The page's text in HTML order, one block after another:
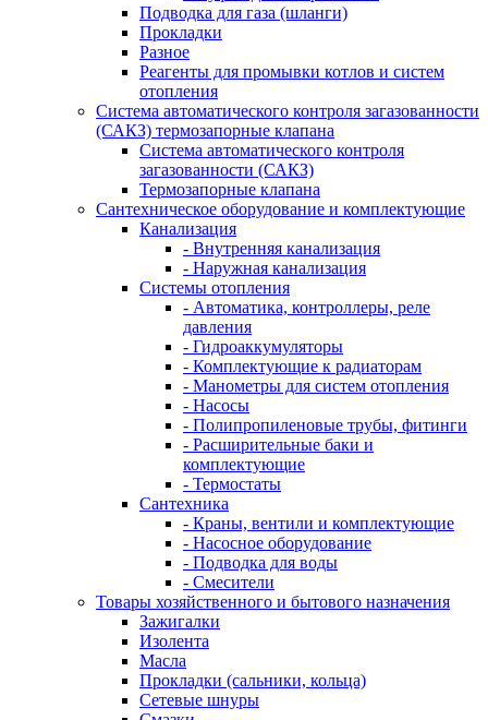
Подводка для газа (шланги)
Прокладки
Разное
Реагенты для промывки котлов и систем
отопления
Система автоматического контроля загазованности
(САКЗ) термозапорные клапана
Система автоматического контроля
загазованности (САКЗ)
Термозапорные клапана
Сантехническое оборудование и комплектующие
Канализация
- Внутренняя канализация
- Наружная канализация
Системы отопления
- Автоматика, контроллеры, реле
давления
- Гидроаккумуляторы
- Комплектующие к радиаторам
- Манометры для систем отопления
- Насосы
- Полипропиленовые трубы, фитинги
- Расширительные баки и
комплектующие
- Термостаты
Сантехника
- Краны, вентили и комплектующие
- Насосное оборудование
- Подводка для воды
- Смесители
Товары хозяйственного и бытового назначения
Зажигалки
Изолента
Масла
Прокладки (сальники, кольца)
Сетевые шнуры